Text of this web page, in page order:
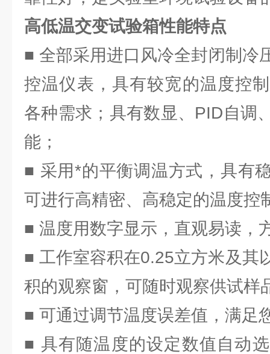
高低温交变试验箱性能特点
■ 全部采用进口风冷全封闭制冷
控温仪表，具有较宽的温度控
各种需求；具有数显、PID自调
能；
■ 采用*的平衡调温方式，具有
可进行高精密、高稳定的温度控
■ 温度用数字显示，直观易读，
■ 工作室容积在0.25立方米及其
积的观察窗，可随时观察供试样
■ 可通过调节温度误差值，满足
■ 具有随温度的设定数值自动